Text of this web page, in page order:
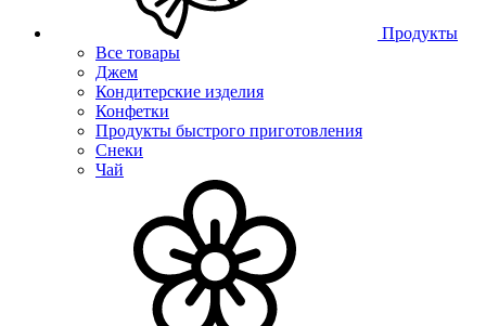
Продукты
Все товары
Джем
Кондитерские изделия
Конфетки
Продукты быстрого приготовления
Снеки
Чай